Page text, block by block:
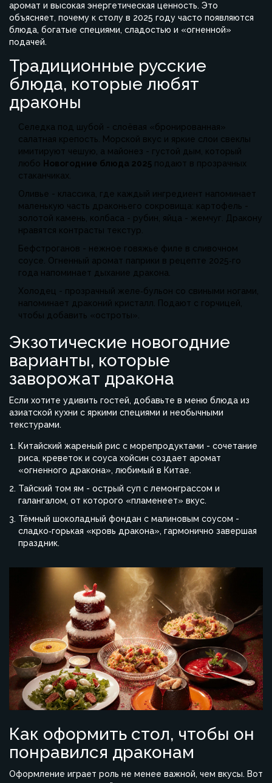
аромат и высокая энергетическая ценность. Это
объясняет, почему к столу в 2025 году часто появляются
блюда, богатые специями, сладостью и «огненной»
подачей.
Традиционные русские
блюда, которые любят
драконы
Селедка под шубой - слоёвая «бронированная»
салатная крепость. Морской вкус и яркие слои свеклы
имитируют чешую, а майонез - густой дым, который
любо Новогодние блюда 2025 подают в прозрачных
стаканчиках.
Оливье - классика, где каждый ингредиент напоминает
маленькую часть драконьего сокровища: картофель -
золотой камень, колбаса - рубин, яйца - жемчуг. Дракону
нравятся контрасты текстур.
Бефстроганов - нежное говяжье филе в сливочном
соусе. Огненный аромат паприки в рецепте 2025‑го
года напоминает дыхание дракона.
Холодец - прозрачный желе‑бульон со свиными ногами,
напоминает драконий кристалл. Подают с горчицей,
чтобы добавить «остроты».
Экзотические новогодние
варианты, которые
заворожат дракона
Если хотите удивить гостей, добавьте в меню блюда из
азиатской кухни с яркими специями и необычными
текстурами.
Китайский жареный рис с морепродуктами - сочетание
риса, креветок и соуса хойсин создает аромат
«огненного дракона», любимый в Китае.
Тайский том ям - острый суп с лемонграссом и
галангалом, от которого «пламенеет» вкус.
Тёмный шоколадный фондан с малиновым соусом -
сладко‑горькая «кровь дракона», гармонично завершая
праздник.
Как оформить стол, чтобы он
понравился драконам
Оформление играет роль не менее важной, чем вкусы. Вот